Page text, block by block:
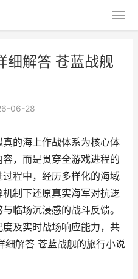
细解答 苍蓝战舰
06-28
的海上作战体系为核心体
，而是贯穿全游戏进程的
程中，经历多样化的海域
制下还原真实海军对抗逻
临场沉浸感的战斗反馈。
及实时战场响应能力，共
细解答 苍蓝战舰的旅行小说